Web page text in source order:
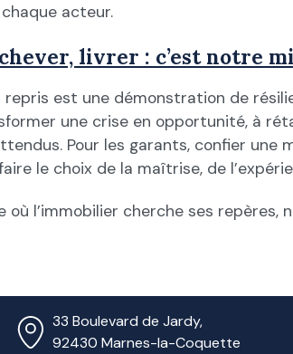
acteur.
livrer : c’est notre
repris est une démonstration de
une crise en opportunité, à
Pour les garants, confier une
faire le choix de la maîtrise, de
où l’immobilier cherche ses repères,
33 Boulevard de Jardy,
92430 Marnes-la-Coquette